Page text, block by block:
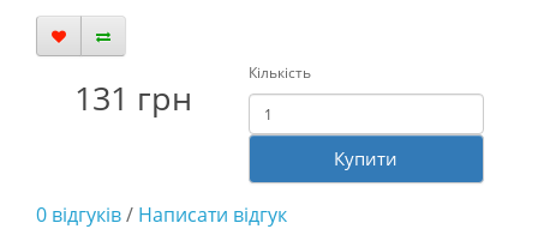
131 грн
Кількість
Купити
0 відгуків/ Написати відгук